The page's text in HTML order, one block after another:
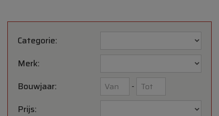
Categorie:
Merk:
Bouwjaar:
-
Prijs: